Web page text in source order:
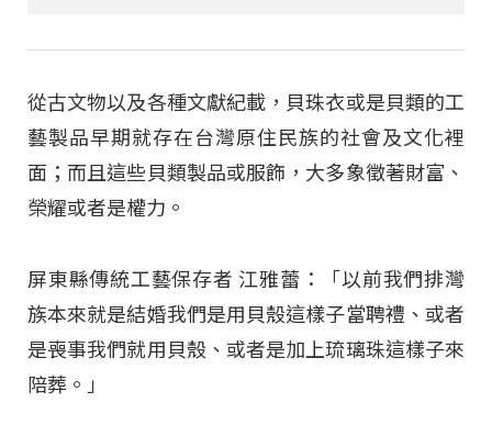
從古文物以及各種文獻紀載，貝珠衣或是貝類的工
藝製品早期就存在台灣原住民族的社會及文化裡
面；而且這些貝類製品或服飾，大多象徵著財富、
榮耀或者是權力。
屏東縣傳統工藝保存者 江雅蕾：「以前我們排灣
族本來就是結婚我們是用貝殼這樣子當聘禮、或者
是喪事我們就用貝殼、或者是加上琉璃珠這樣子來
陪葬。」